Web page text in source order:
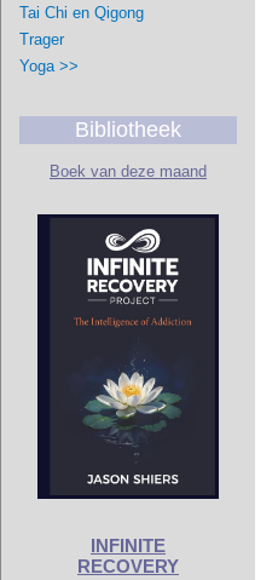
Tai Chi en Qigong
Trager
Yoga >>
Bibliotheek
Boek van deze maand
INFINITE
RECOVERY